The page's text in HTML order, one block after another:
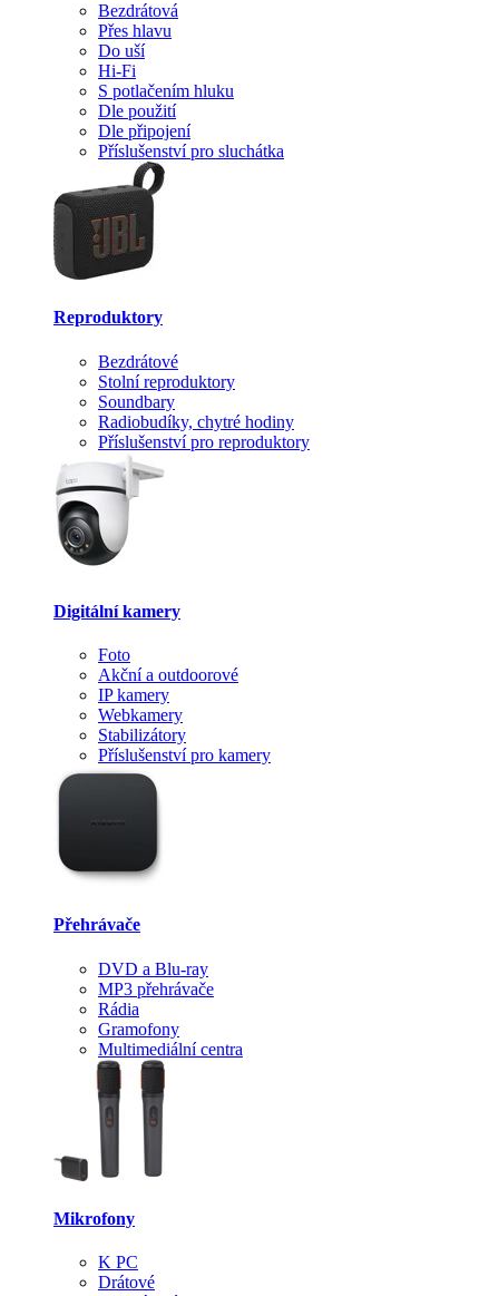
Bezdrátová
Přes hlavu
Do uší
Hi-Fi
S potlačením hluku
Dle použití
Dle připojení
Příslušenství pro sluchátka
Reproduktory
Bezdrátové
Stolní reproduktory
Soundbary
Radiobudíky, chytré hodiny
Příslušenství pro reproduktory
Digitální kamery
Foto
Akční a outdoorové
IP kamery
Webkamery
Stabilizátory
Příslušenství pro kamery
Přehrávače
DVD a Blu-ray
MP3 přehrávače
Rádia
Gramofony
Multimediální centra
Mikrofony
K PC
Drátové